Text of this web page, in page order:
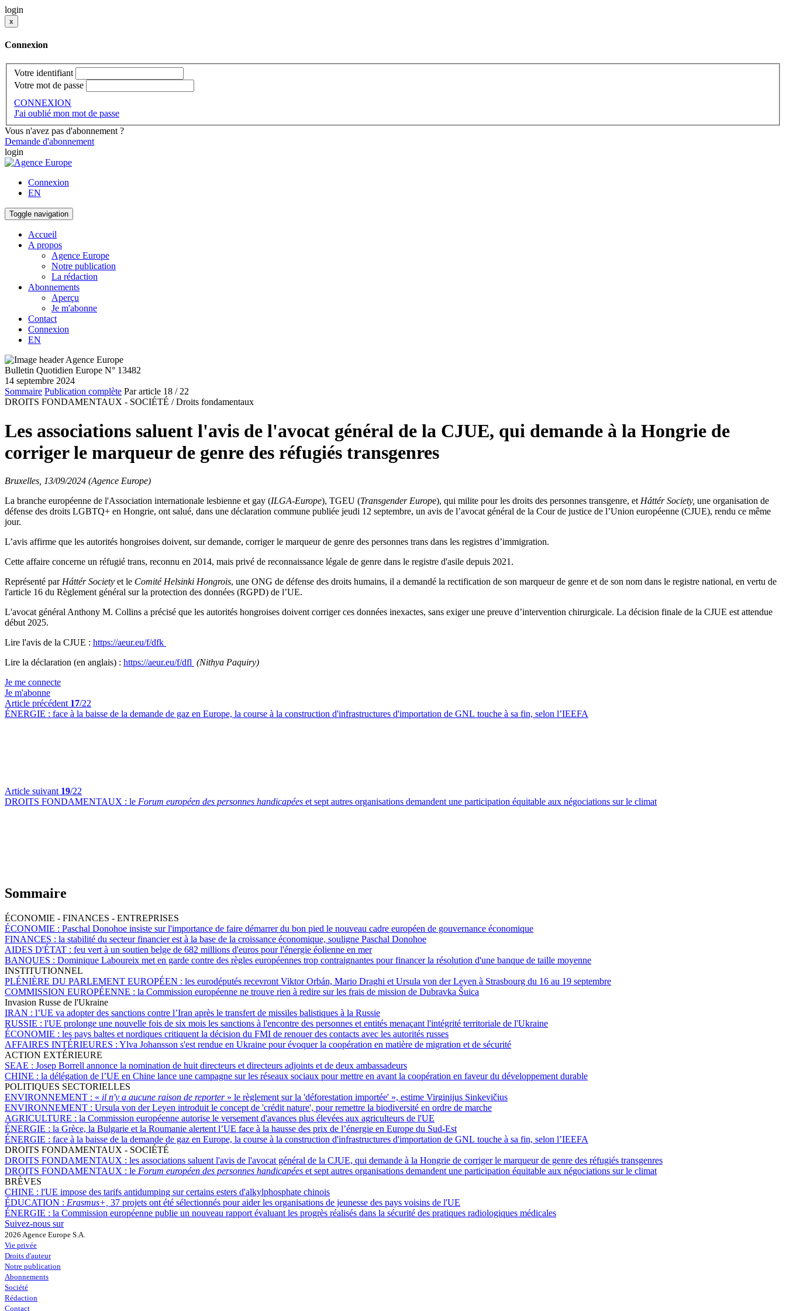
login
x
Connexion
Votre identifiant
Votre mot de passe
CONNEXION
J'ai oublié mon mot de passe
Vous n'avez pas d'abonnement ?
Demande d'abonnement
login
Connexion
EN
Toggle navigation
Accueil
A propos
Agence Europe
Notre publication
La rédaction
Abonnements
Aperçu
Je m'abonne
Contact
Connexion
EN
Bulletin Quotidien Europe N° 13482
14 septembre 2024
Sommaire Publication complète Par article 18 / 22
DROITS FONDAMENTAUX - SOCIÉTÉ / Droits fondamentaux
Les associations saluent l'avis de l'avocat général de la CJUE, qui demande à la Hongrie de
corriger le marqueur de genre des réfugiés transgenres
Bruxelles, 13/09/2024 (Agence Europe)
La branche européenne de l'Association internationale lesbienne et gay (ILGA-Europe), TGEU (Transgender Europe), qui milite pour les droits des personnes transgenre, et Háttér Society, une organisation de
défense des droits LGBTQ+ en Hongrie, ont salué, dans une déclaration commune publiée jeudi 12 septembre, un avis de l’avocat général de la Cour de justice de l’Union européenne (CJUE), rendu ce même
jour.
L’avis affirme que les autorités hongroises doivent, sur demande, corriger le marqueur de genre des personnes trans dans les registres d’immigration.
Cette affaire concerne un réfugié trans, reconnu en 2014, mais privé de reconnaissance légale de genre dans le registre d'asile depuis 2021.
Représenté par Háttér Society et le Comité Helsinki Hongrois, une ONG de défense des droits humains, il a demandé la rectification de son marqueur de genre et de son nom dans le registre national, en vertu de
l'article 16 du Règlement général sur la protection des données (RGPD) de l’UE.
L'avocat général Anthony M. Collins a précisé que les autorités hongroises doivent corriger ces données inexactes, sans exiger une preuve d’intervention chirurgicale. La décision finale de la CJUE est attendue
début 2025.
Lire l'avis de la CJUE : https://aeur.eu/f/dfk
Lire la déclaration (en anglais) : https://aeur.eu/f/dfl (Nithya Paquiry)
Je me connecte
Je m'abonne
Article précédent 17/22
ÉNERGIE : face à la baisse de la demande de gaz en Europe, la course à la construction d'infrastructures d'importation de GNL touche à sa fin, selon l’IEEFA
Article suivant 19/22
DROITS FONDAMENTAUX : le Forum européen des personnes handicapées et sept autres organisations demandent une participation équitable aux négociations sur le climat
Sommaire
ÉCONOMIE - FINANCES - ENTREPRISES
ÉCONOMIE : Paschal Donohoe insiste sur l'importance de faire démarrer du bon pied le nouveau cadre européen de gouvernance économique
FINANCES : la stabilité du secteur financier est à la base de la croissance économique, souligne Paschal Donohoe
AIDES D'ÉTAT : feu vert à un soutien belge de 682 millions d'euros pour l'énergie éolienne en mer
BANQUES : Dominique Laboureix met en garde contre des règles européennes trop contraignantes pour financer la résolution d'une banque de taille moyenne
INSTITUTIONNEL
PLÉNIÈRE DU PARLEMENT EUROPÉEN : les eurodéputés recevront Viktor Orbán, Mario Draghi et Ursula von der Leyen à Strasbourg du 16 au 19 septembre
COMMISSION EUROPÉENNE : la Commission européenne ne trouve rien à redire sur les frais de mission de Dubravka Šuica
Invasion Russe de l'Ukraine
IRAN : l’UE va adopter des sanctions contre l’Iran après le transfert de missiles balistiques à la Russie
RUSSIE : l'UE prolonge une nouvelle fois de six mois les sanctions à l'encontre des personnes et entités menaçant l'intégrité territoriale de l'Ukraine
ÉCONOMIE : les pays baltes et nordiques critiquent la décision du FMI de renouer des contacts avec les autorités russes
AFFAIRES INTÉRIEURES : Ylva Johansson s'est rendue en Ukraine pour évoquer la coopération en matière de migration et de sécurité
ACTION EXTÉRIEURE
SEAE : Josep Borrell annonce la nomination de huit directeurs et directeurs adjoints et de deux ambassadeurs
CHINE : la délégation de l’UE en Chine lance une campagne sur les réseaux sociaux pour mettre en avant la coopération en faveur du développement durable
POLITIQUES SECTORIELLES
ENVIRONNEMENT : « il n'y a aucune raison de reporter » le règlement sur la 'déforestation importée' », estime Virginijus Sinkevičius
ENVIRONNEMENT : Ursula von der Leyen introduit le concept de 'crédit nature', pour remettre la biodiversité en ordre de marche
AGRICULTURE : la Commission européenne autorise le versement d'avances plus élevées aux agriculteurs de l'UE
ÉNERGIE : la Grèce, la Bulgarie et la Roumanie alertent l’UE face à la hausse des prix de l’énergie en Europe du Sud-Est
ÉNERGIE : face à la baisse de la demande de gaz en Europe, la course à la construction d'infrastructures d'importation de GNL touche à sa fin, selon l’IEEFA
DROITS FONDAMENTAUX - SOCIÉTÉ
DROITS FONDAMENTAUX : les associations saluent l'avis de l'avocat général de la CJUE, qui demande à la Hongrie de corriger le marqueur de genre des réfugiés transgenres
DROITS FONDAMENTAUX : le Forum européen des personnes handicapées et sept autres organisations demandent une participation équitable aux négociations sur le climat
BRÈVES
CHINE : l'UE impose des tarifs antidumping sur certains esters d'alkylphosphate chinois
ÉDUCATION : Erasmus+, 37 projets ont été sélectionnés pour aider les organisations de jeunesse des pays voisins de l'UE
ÉNERGIE : la Commission européenne publie un nouveau rapport évaluant les progrès réalisés dans la sécurité des pratiques radiologiques médicales
Suivez-nous sur
2026 Agence Europe S.A.
Vie privée
Droits d'auteur
Notre publication
Abonnements
Société
Rédaction
Contact